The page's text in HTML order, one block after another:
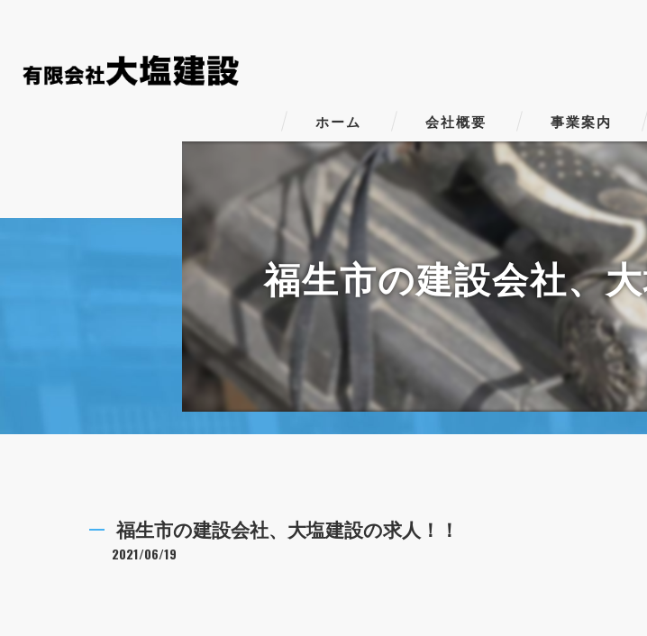
ホーム 会社概要
代表挨拶
ビジョン
事業案内
福生市の建設会社、
福生市の建設会社、大塩建設の求人！！
2021/06/19